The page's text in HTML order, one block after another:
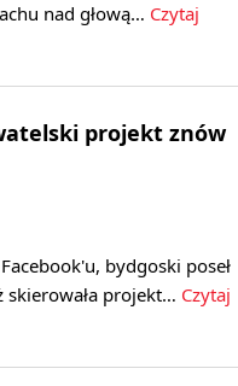
nad głową… Czytaj
projekt znów
bydgoski poseł
skierowała projekt… Czytaj